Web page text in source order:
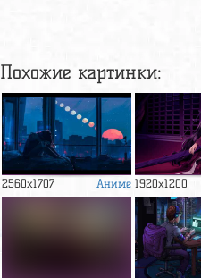
Похожие картинки:
2560x1707 Аниме 1920x1200